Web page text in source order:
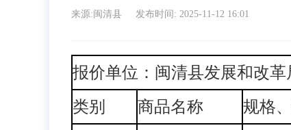
来源:闽清县 发布时间: 2025-11-12 16:01
报价单位：闽清县发展和
类别
商品名称 规格